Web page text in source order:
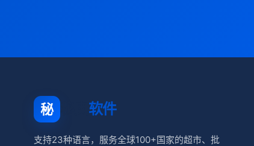
秘 软件
支持23种语言，服务全球100+国家的超市、批